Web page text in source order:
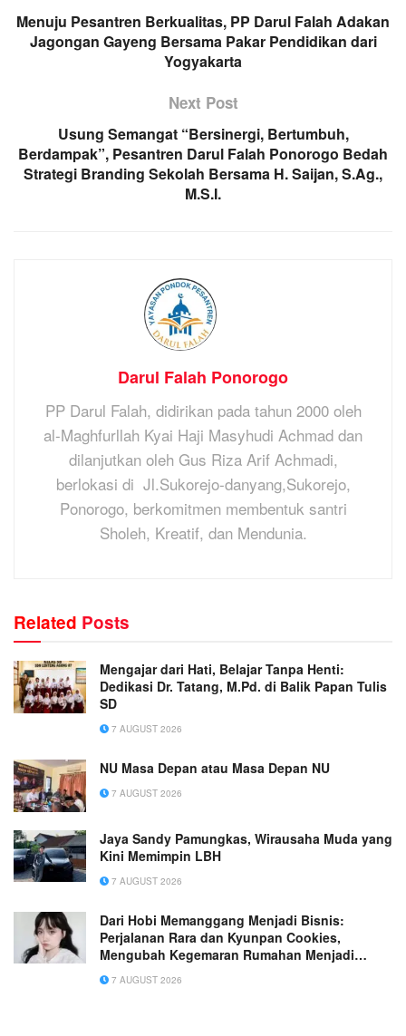
Menuju Pesantren Berkualitas, PP Darul Falah Adakan
Jagongan Gayeng Bersama Pakar Pendidikan dari
Yogyakarta
Next Post
Usung Semangat “Bersinergi, Bertumbuh,
Berdampak”, Pesantren Darul Falah Ponorogo Bedah
Strategi Branding Sekolah Bersama H. Saijan, S.Ag.,
M.S.I.
Darul Falah Ponorogo
PP Darul Falah, didirikan pada tahun 2000 oleh
al-Maghfurllah Kyai Haji Masyhudi Achmad dan
dilanjutkan oleh Gus Riza Arif Achmadi,
berlokasi di Jl.Sukorejo-danyang,Sukorejo,
Ponorogo, berkomitmen membentuk santri
Sholeh, Kreatif, dan Mendunia.
Related Posts
Mengajar dari Hati, Belajar Tanpa Henti:
Dedikasi Dr. Tatang, M.Pd. di Balik Papan Tulis
SD
7 AUGUST 2026
NU Masa Depan atau Masa Depan NU
7 AUGUST 2026
Jaya Sandy Pamungkas, Wirausaha Muda yang
Kini Memimpin LBH
7 AUGUST 2026
Dari Hobi Memanggang Menjadi Bisnis:
Perjalanan Rara dan Kyunpan Cookies,
Mengubah Kegemaran Rumahan Menjadi
Usaha Penuh Inspirasi
7 AUGUST 2026